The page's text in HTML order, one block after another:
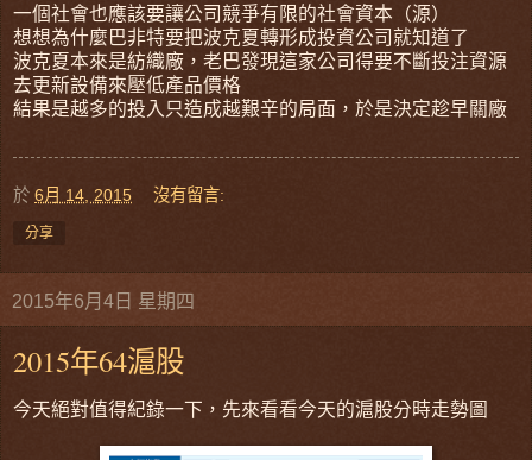
一個社會也應該要讓公司競爭有限的社會資本（源）
想想為什麼巴非特要把波克夏轉形成投資公司就知道了
波克夏本來是紡織廠，老巴發現這家公司得要不斷投注資源
去更新設備來壓低產品價格
結果是越多的投入只造成越艱辛的局面，於是決定趁早關廠
於 6月 14, 2015 沒有留言:
分享
2015年6月4日 星期四
2015年64滬股
今天絕對值得紀錄一下，先來看看今天的滬股分時走勢圖